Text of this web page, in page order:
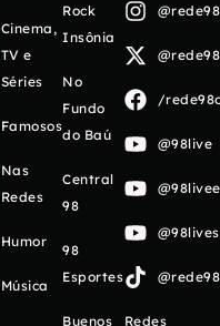
Cinema,
TV e
Séries
Famosos
Nas
Redes
Humor
Música
Rock
Insônia
No
Fundo
do Baú
Central
98
98
Esportes
Buenos
/
@98live
Redes